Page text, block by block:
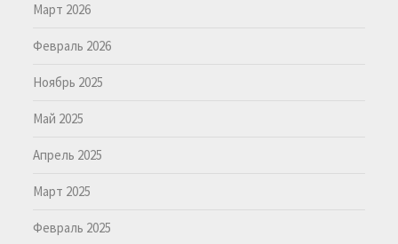
Март 2026
Февраль 2026
Ноябрь 2025
Май 2025
Апрель 2025
Март 2025
Февраль 2025